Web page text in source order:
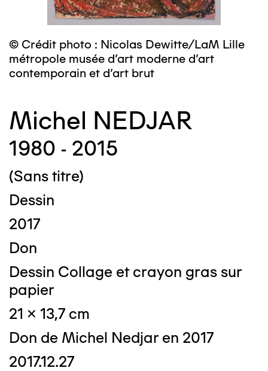
© Crédit photo : Nicolas Dewitte/LaM Lille
métropole musée d’art moderne d’art
contemporain et d’art brut
Michel NEDJAR
1980 - 2015
(Sans titre)
Dessin
2017
Don
Dessin Collage et crayon gras sur
papier
21 x 13,7 cm
Don de Michel Nedjar en 2017
2017.12.27